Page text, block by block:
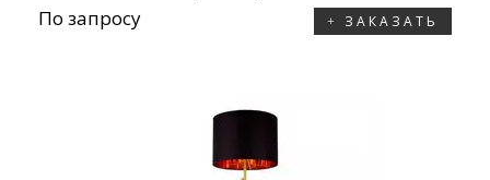
По запросу ЗАКАЗАТЬ